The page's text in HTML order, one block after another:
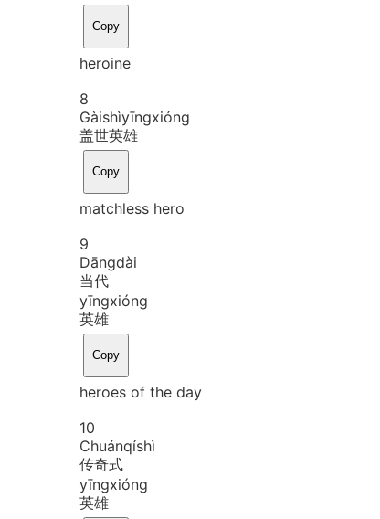
Copy
heroine
8
Gàishìyīngxióng
盖世英雄
Copy
matchless hero
9
Dāngdài
当代
yīngxióng
英雄
Copy
heroes of the day
10
Chuánqíshì
传奇式
yīngxióng
英雄